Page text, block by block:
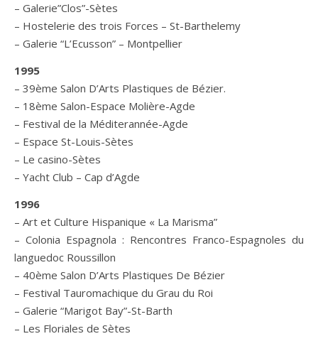
– Galerie”Clos”-Sètes
– Hostelerie des trois Forces – St-Barthelemy
– Galerie “L’Ecusson” – Montpellier
1995
– 39ème Salon D’Arts Plastiques de Bézier.
– 18ème Salon-Espace Molière-Agde
– Festival de la Méditerannée-Agde
– Espace St-Louis-Sètes
– Le casino-Sètes
– Yacht Club – Cap d’Agde
1996
– Art et Culture Hispanique « La Marisma”
– Colonia Espagnola : Rencontres Franco-Espagnoles du
languedoc Roussillon
– 40ème Salon D’Arts Plastiques De Bézier
– Festival Tauromachique du Grau du Roi
– Galerie “Marigot Bay”-St-Barth
– Les Floriales de Sètes